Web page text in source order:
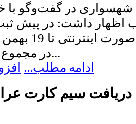
در گفت‌وگو با
اظهار داشت: در پیش‌
عتبات عالیات
در مجموع 300 هزار نفر...
ادامه مطلب...
دریافت سیم کارت